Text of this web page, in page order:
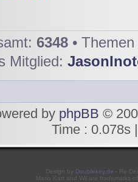
6348 •
Mitglied:
by phpBB ©
Time : 0.078s
Design by Doublekey.de - Re-
Mario Kart and Wii are trademarks